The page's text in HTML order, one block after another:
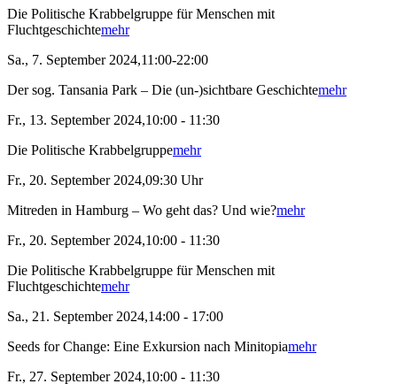
Die Politische Krabbelgruppe für Menschen mit
Fluchtgeschichtemehr
Sa., 7. September 2024,11:00-22:00
Der sog. Tansania Park – Die (un-)sichtbare Geschichtemehr
Fr., 13. September 2024,10:00 - 11:30
Die Politische Krabbelgruppemehr
Fr., 20. September 2024,09:30 Uhr
Mitreden in Hamburg – Wo geht das? Und wie?mehr
Fr., 20. September 2024,10:00 - 11:30
Die Politische Krabbelgruppe für Menschen mit
Fluchtgeschichtemehr
Sa., 21. September 2024,14:00 - 17:00
Seeds for Change: Eine Exkursion nach Minitopiamehr
Fr., 27. September 2024,10:00 - 11:30